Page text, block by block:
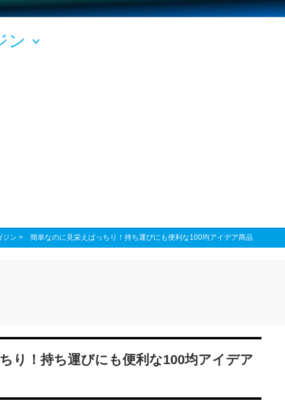
ン
ジン > 簡単なのに見栄えばっちり！持ち運びにも便利な100均アイデア商品
り！持ち運びにも便利な100均アイデア